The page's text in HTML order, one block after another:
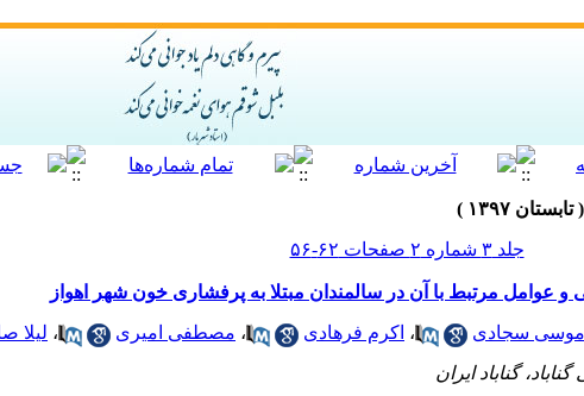
جلد ۳ شماره ۲ صفحات ۶۲-۵۶
و عوامل مرتبط با آن در سالمندان مبتلا به پرفشاری خون شهر اهواز
موسی سجادی ، اکرم فرهادی ، مصطفی امیری ، لیلا
گناباد ایران